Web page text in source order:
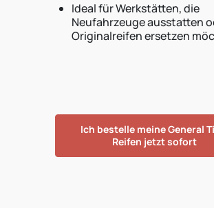
Ideal für Werkstätten, die
Neufahrzeuge ausstatten
Originalreifen ersetzen
Ich bestelle meine General
Reifen jetzt sofort